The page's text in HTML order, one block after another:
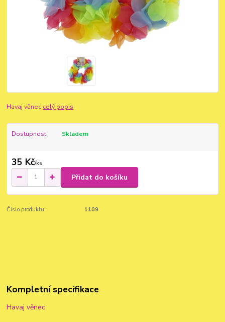
Havaj věnec celý popis
Dostupnost Skladem
35 Kč/ks
Přidat do košíku
Číslo produktu: 1109
Kompletní specifikace
Havaj věnec